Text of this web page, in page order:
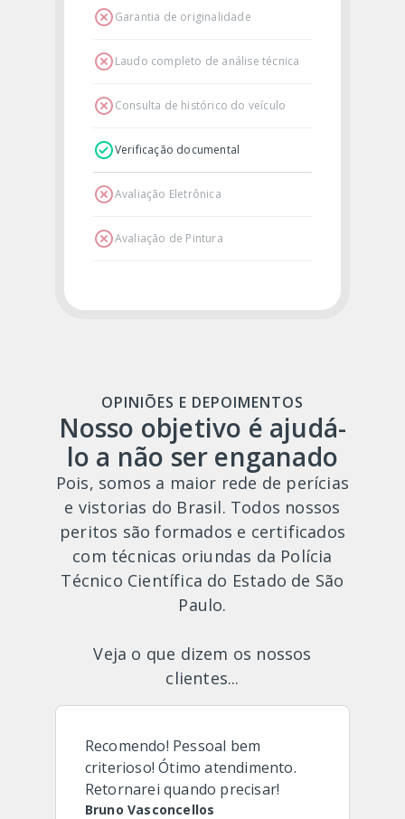
Garantia de originalidade
Laudo completo de análise técnica
Consulta de histórico do veículo
Verificação documental
Avaliação Eletrônica
Avaliação de Pintura
OPINIÕES E DEPOIMENTOS
Nosso objetivo é ajudá-
lo a não ser enganado
Pois, somos a maior rede de perícias
e vistorias do Brasil. Todos nossos
peritos são formados e certificados
com técnicas oriundas da Polícia
Técnico Científica do Estado de São
Paulo.
Veja o que dizem os nossos
clientes...
Recomendo! Pessoal bem
criterioso! Ótimo atendimento.
Retornarei quando precisar!
Bruno Vasconcellos